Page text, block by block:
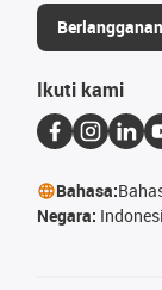
Ikuti kami
Bahasa:
Negara: